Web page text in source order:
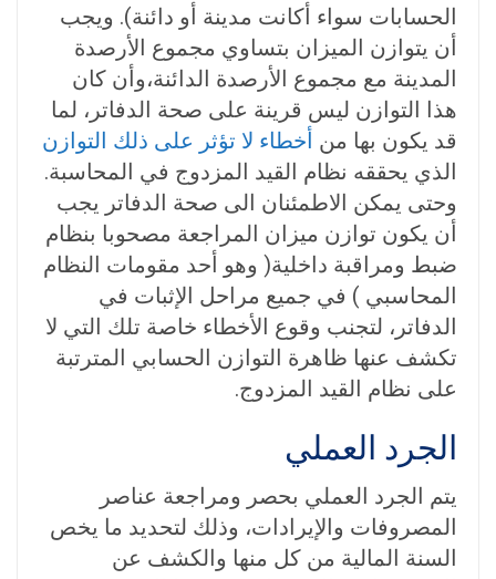
الحسابات سواء أكانت مدينة أو دائنة). ويجب
أن يتوازن الميزان بتساوي مجموع الأرصدة
المدينة مع مجموع الأرصدة الدائنة،وأن كان
هذا التوازن ليس قرينة على صحة الدفاتر، لما
قد يكون بها من أخطاء لا تؤثر على ذلك التوازن
الذي يحققه نظام القيد المزدوج في المحاسبة.
وحتى يمكن الاطمئنان الى صحة الدفاتر يجب
أن يكون توازن ميزان المراجعة مصحوبا بنظام
ضبط ومراقبة داخلية( وهو أحد مقومات النظام
المحاسبي ) في جميع مراحل الإثبات في
الدفاتر، لتجنب وقوع الأخطاء خاصة تلك التي لا
تكشف عنها ظاهرة التوازن الحسابي المترتبة
على نظام القيد المزدوج.
الجرد العملي
يتم الجرد العملي بحصر ومراجعة عناصر
المصروفات والإيرادات، وذلك لتحديد ما يخص
السنة المالية من كل منها والكشف عن